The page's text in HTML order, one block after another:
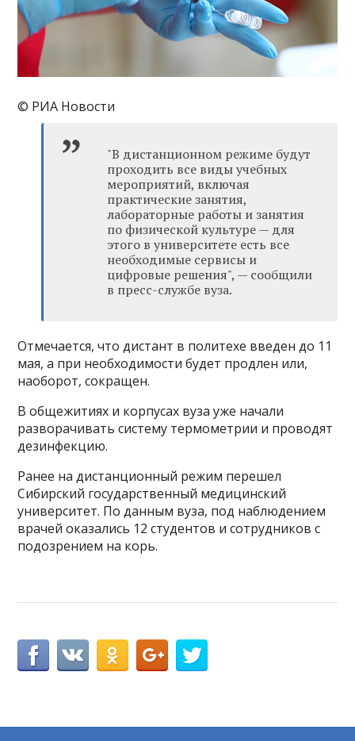
© РИА Новости
"В дистанционном режиме будут
проходить все виды учебных
мероприятий, включая
практические занятия,
лабораторные работы и занятия
по физической культуре — для
этого в университете есть все
необходимые сервисы и
цифровые решения", — сообщили
в пресс-службе вуза.
Отмечается, что дистант в политехе введен до 11
мая, а при необходимости будет продлен или,
наоборот, сокращен.
В общежитиях и корпусах вуза уже начали
разворачивать систему термометрии и проводят
дезинфекцию.
Ранее на дистанционный режим перешел
Сибирский государственный медицинский
университет. По данным вуза, под наблюдением
врачей оказались 12 студентов и сотрудников с
подозрением на корь.